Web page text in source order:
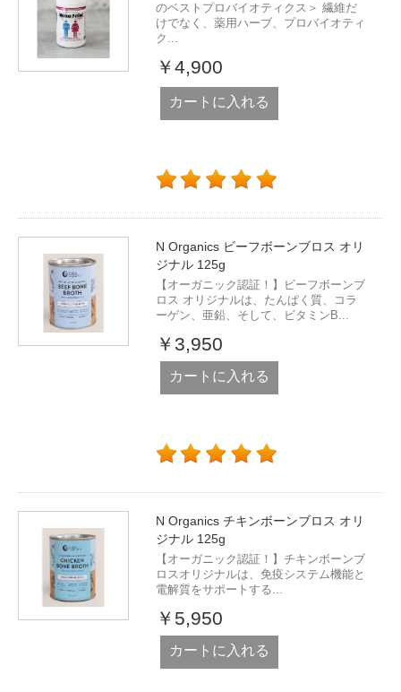
のベストプロバイオティクス＞ 繊維だ
けでなく、薬用ハーブ、プロバイオティ
ク...
￥4,900
カートに入れる
N Organics ビーフボーンブロス オリ
ジナル 125g
【オーガニック認証！】ビーフボーンブ
ロス オリジナルは、たんぱく質、コラ
ーゲン、亜鉛、そして、ビタミンB...
￥3,950
カートに入れる
N Organics チキンボーンブロス オリ
ジナル 125g
【オーガニック認証！】チキンボーンブ
ロスオリジナルは、免疫システム機能と
電解質をサポートする...
￥5,950
カートに入れる